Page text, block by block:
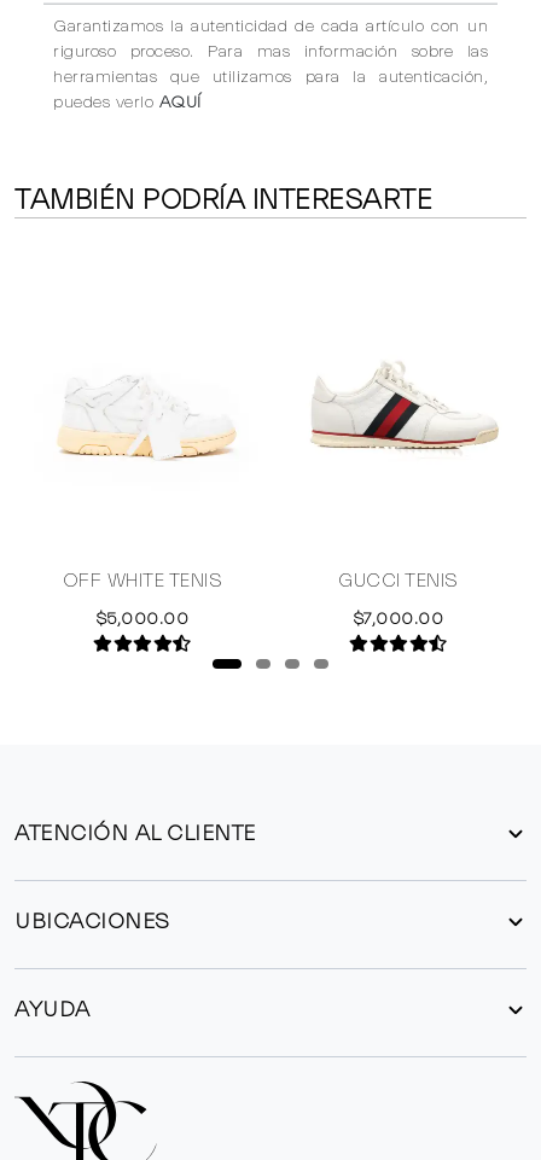
Garantizamos la autenticidad de cada artículo con un
riguroso proceso. Para mas información sobre las
herramientas que utilizamos para la autenticación,
puedes verlo AQUÍ
TAMBIÉN PODRÍA INTERESARTE
OFF WHITE TENIS
$5,000.00
GUCCI TENIS
$7,000.00
ATENCIÓN AL CLIENTE
UBICACIONES
AYUDA